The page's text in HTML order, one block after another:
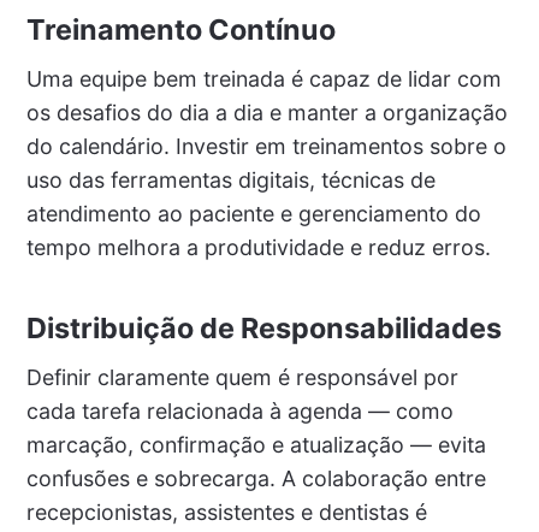
Treinamento Contínuo
Uma equipe bem treinada é capaz de lidar com
os desafios do dia a dia e manter a organização
do calendário. Investir em treinamentos sobre o
uso das ferramentas digitais, técnicas de
atendimento ao paciente e gerenciamento do
tempo melhora a produtividade e reduz erros.
Distribuição de Responsabilidades
Definir claramente quem é responsável por
cada tarefa relacionada à agenda — como
marcação, confirmação e atualização — evita
confusões e sobrecarga. A colaboração entre
recepcionistas, assistentes e dentistas é